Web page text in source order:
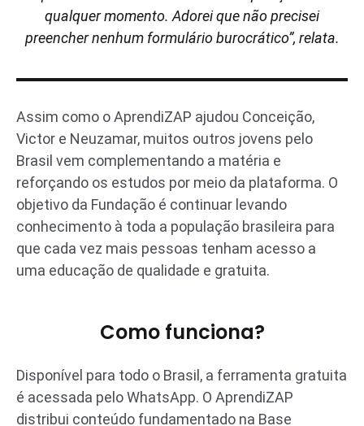
qualquer momento. Adorei que não precisei
preencher nenhum formulário burocrático”, relata.
Assim como o AprendiZAP ajudou Conceição,
Victor e Neuzamar, muitos outros jovens pelo
Brasil vem complementando a matéria e
reforçando os estudos por meio da plataforma. O
objetivo da Fundação é continuar levando
conhecimento à toda a população brasileira para
que cada vez mais pessoas tenham acesso a
uma educação de qualidade e gratuita.
Como funciona?
Disponível para todo o Brasil, a ferramenta gratuita
é acessada pelo WhatsApp. O AprendiZAP
distribui conteúdo fundamentado na Base